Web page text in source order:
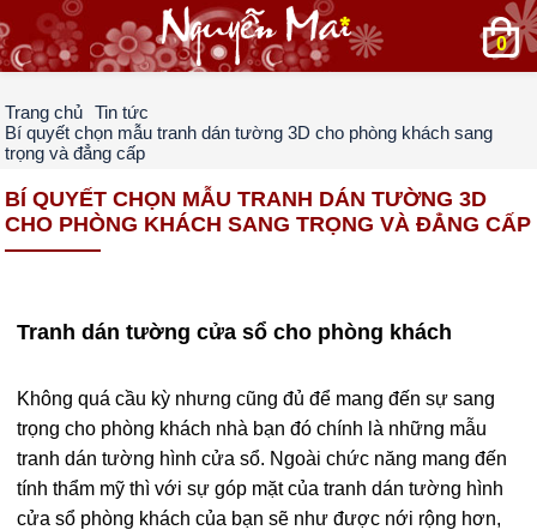
0
Trang chủ
Tin tức
Bí quyết chọn mẫu tranh dán tường 3D cho phòng khách sang
trọng và đẳng cấp
BÍ QUYẾT CHỌN MẪU TRANH DÁN TƯỜNG 3D
CHO PHÒNG KHÁCH SANG TRỌNG VÀ ĐẲNG CẤP
Tranh dán tường cửa sổ cho phòng khách
Không quá cầu kỳ nhưng cũng đủ để mang đến sự sang
trọng cho phòng khách nhà bạn đó chính là những mẫu
tranh dán tường hình cửa sổ. Ngoài chức năng mang đến
tính thẩm mỹ thì với sự góp mặt của tranh dán tường hình
cửa sổ phòng khách của bạn sẽ như được nới rộng hơn,